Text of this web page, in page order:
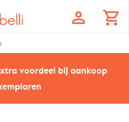
profile shopping_cart
voordeel bij aankoop